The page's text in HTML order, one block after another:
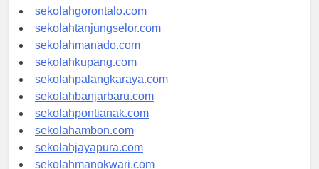
sekolahkendari.com
sekolahgorontalo.com
sekolahtanjungselor.com
sekolahmanado.com
sekolahkupang.com
sekolahpalangkaraya.com
sekolahbanjarbaru.com
sekolahpontianak.com
sekolahambon.com
sekolahjayapura.com